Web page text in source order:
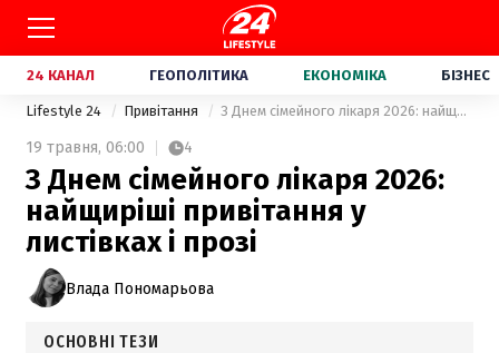
24 КАНАЛ ГЕОПОЛІТИКА ЕКОНОМІКА БІЗНЕС
Lifestyle 24 Привітання З Днем сімейного лікаря 2026: найщиріші привітання у листівках і прозі
19 травня, 06:00 4
З Днем сімейного лікаря 2026:
найщиріші привітання у
листівках і прозі
Влада Пономарьова
ОСНОВНІ ТЕЗИ